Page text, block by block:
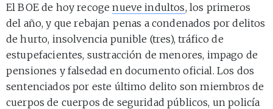
El BOE de hoy recogenueve indultos, los primeros
del año, y que rebajan penas a condenados por delitos
de hurto, insolvencia punible (tres), tráfico de
estupefacientes, sustracción de menores, impago de
pensiones y falsedad en documento oficial. Los dos
sentenciados por este último delito son miembros de
cuerpos de cuerpos de seguridad públicos, un policía